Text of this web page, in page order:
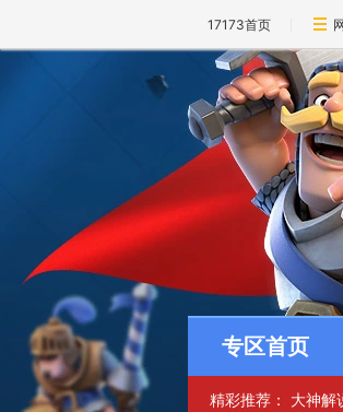
17173首页
专区首页
精彩推荐： 大神解